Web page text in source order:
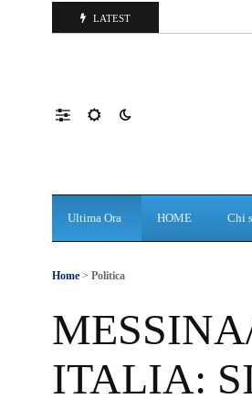
LATEST
Ultima Ora HOME Chi
Home > Politica
ITALIA: